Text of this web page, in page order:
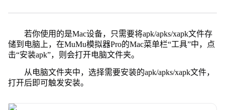
若你使用的是Mac设备，只需要将apk/apks/xapk文件存
储到电脑上，在MuMu模拟器Pro的Mac菜单栏“工具”中，点
击“安装apk”，则会打开电脑文件夹。
从电脑文件夹中，选择需要安装的apk/apks/xapk文件，
打开后即可触发安装。